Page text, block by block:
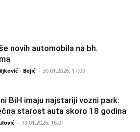
novih automobila na bh.
- Bojić - 30.01.2026. 17:09
BiH imaju najstariji vozni park:
starost auta skoro 18 godina
- 19.01.2026. 16:01